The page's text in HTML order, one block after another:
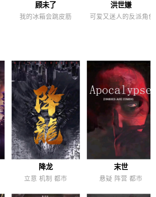
顾未了
我的冰箱会跳皮筋
洪世嫌
可爱又迷人的反派角色
降龙
立意 机制 都市
末世
悬疑 阵营 都市